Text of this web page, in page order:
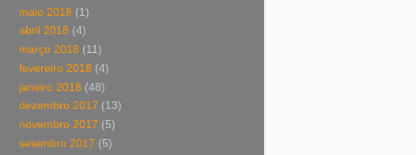
maio 2018 (1)
abril 2018 (4)
março 2018 (11)
fevereiro 2018 (4)
janeiro 2018 (48)
dezembro 2017 (13)
novembro 2017 (5)
setembro 2017 (5)